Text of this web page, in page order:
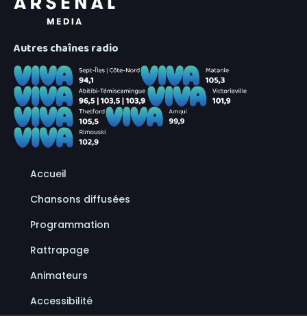
Autres chaînes radio
Accueil
Chansons diffusées
Programmation
Rattrapage
Animateurs
Accessibilité